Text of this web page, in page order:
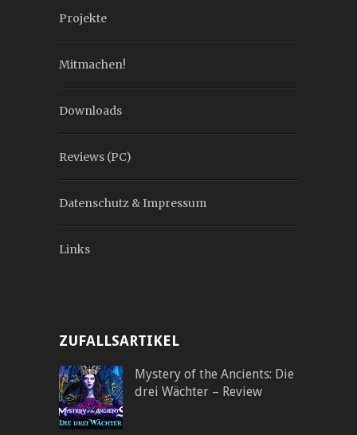
Projekte
Mitmachen!
Downloads
Reviews (PC)
Datenschutz & Impressum
Links
ZUFALLSARTIKEL
Mystery of the Ancients: Die
drei Wächter – Review